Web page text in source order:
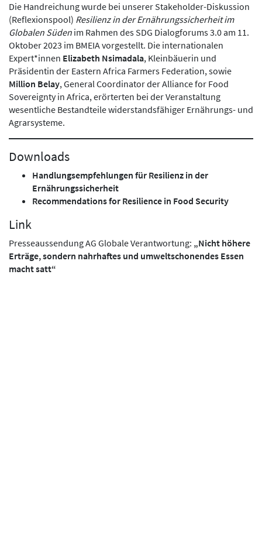
Die Handreichung wurde bei unserer Stakeholder-Diskussion
(Reflexionspool) Resilienz in der Ernährungssicherheit im
Globalen Süden im Rahmen des SDG Dialogforums 3.0 am 11.
Oktober 2023 im BMEIA vorgestellt. Die internationalen
Expert*innen Elizabeth Nsimadala, Kleinbäuerin und
Präsidentin der Eastern Africa Farmers Federation, sowie
Million Belay, General Coordinator der Alliance for Food
Sovereignty in Africa, erörterten bei der Veranstaltung
wesentliche Bestandteile widerstandsfähiger Ernährungs- und
Agrarsysteme.
Downloads
Handlungsempfehlungen für Resilienz in der
Ernährungssicherheit
Recommendations for Resilience in Food Security
Link
Presseaussendung AG Globale Verantwortung: „Nicht höhere
Erträge, sondern nahrhaftes und umweltschonendes Essen
macht satt“